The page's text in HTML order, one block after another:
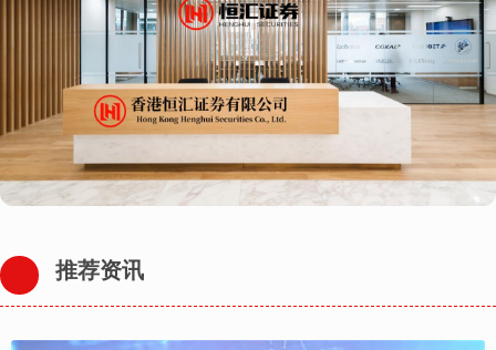
推荐资讯